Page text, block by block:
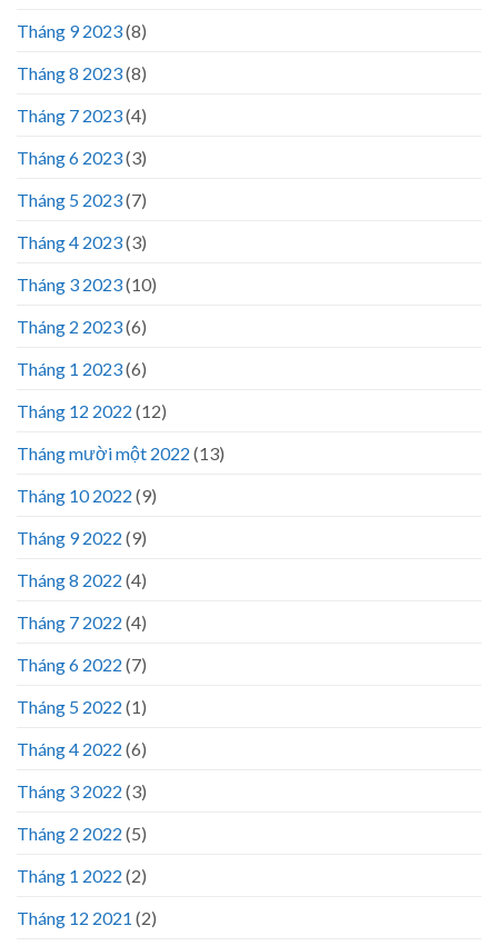
Tháng 9 2023(8)
Tháng 8 2023(8)
Tháng 7 2023(4)
Tháng 6 2023(3)
Tháng 5 2023(7)
Tháng 4 2023(3)
Tháng 3 2023(10)
Tháng 2 2023(6)
Tháng 1 2023(6)
Tháng 12 2022 (12)
Tháng mười một 2022 (13)
Tháng 10 2022 (9)
Tháng 9 2022 (9)
Tháng 8 2022 (4)
Tháng 7 2022 (4)
Tháng 6 2022 (7)
Tháng 5 2022 (1)
Tháng 4 2022 (6)
Tháng 3 2022 (3)
Tháng 2 2022 (5)
Tháng 1 2022 (2)
Tháng 12 2021 (2)